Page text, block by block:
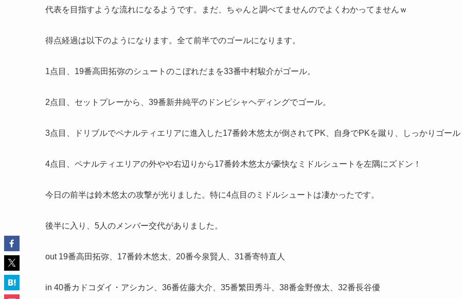
代表を目指すような流れになるようです。まだ、ちゃんと調べてませんのでよくわかってませんｗ
得点経過は以下のようになります。全て前半でのゴールになります。
1点目、19番高田拓弥のシュートのこぼれだまを33番中村駿介がゴール。
2点目、セットプレーから、39番新井純平のドンピシャヘディングでゴール。
3点目、ドリブルでペナルティエリアに進入した17番鈴木悠太が倒されてPK、自身でPKを蹴り、しっかりゴール
4点目、ペナルティエリアの外やや右辺りから17番鈴木悠太が豪快なミドルシュートを左隅にズドン！
今日の前半は鈴木悠太の攻撃が光りました。特に4点目のミドルシュートは凄かったです。
後半に入り、5人のメンバー交代がありました。
out 19番高田拓弥、17番鈴木悠太、20番今泉賢人、31番寄特直人
in 40番カドコダイ・アシカン、36番佐藤大介、35番繁田秀斗、38番金野僚太、32番長谷優